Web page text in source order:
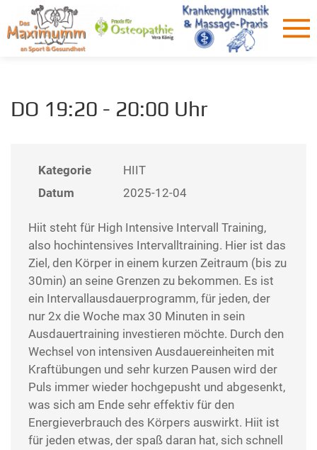
DO 19:20 - 20:00 Uhr
Kategorie
HIIT
Datum
2025-12-04
Hiit steht für High Intensive Intervall Training,
also hochintensives Intervalltraining. Hier ist das
Ziel, den Körper in einem kurzen Zeitraum (bis zu
30min) an seine Grenzen zu bekommen. Es ist
ein Intervallausdauerprogramm, für jeden, der
nur 2x die Woche max 30 Minuten in sein
Ausdauertraining investieren möchte. Durch den
Wechsel von intensiven Ausdauereinheiten mit
Kraftübungen und sehr kurzen Pausen wird der
Puls immer wieder hochgepusht und abgesenkt,
was sich am Ende sehr effektiv für den
Energieverbrauch des Körpers auswirkt. Hiit ist
für jeden etwas, der spaß daran hat, sich schnell